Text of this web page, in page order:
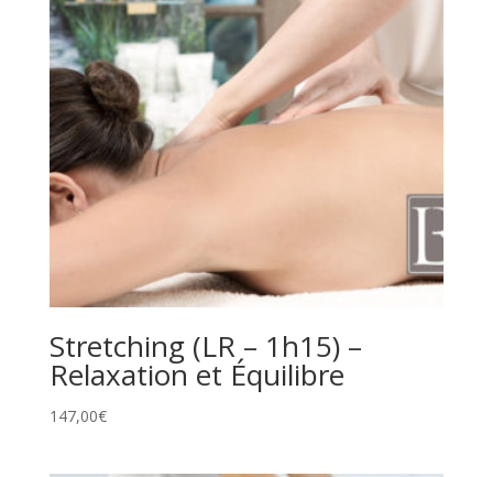
Stretching (LR – 1h15) –
Relaxation et Équilibre
147,00€